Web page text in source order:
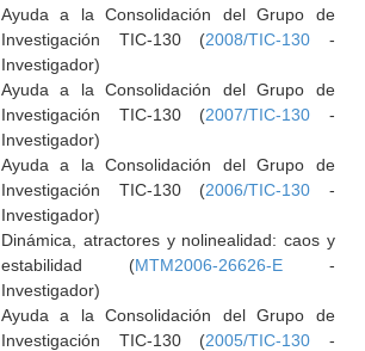
Ayuda a la Consolidación del Grupo de
Investigación TIC-130 (2008/TIC-130 -
Investigador)
Ayuda a la Consolidación del Grupo de
Investigación TIC-130 (2007/TIC-130 -
Investigador)
Ayuda a la Consolidación del Grupo de
Investigación TIC-130 (2006/TIC-130 -
Investigador)
Dinámica, atractores y nolinealidad: caos y
estabilidad (MTM2006-26626-E-
Investigador)
Ayuda a la Consolidación del Grupo de
Investigación TIC-130 (2005/TIC-130 -